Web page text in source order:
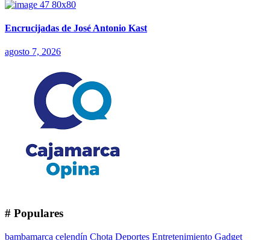
Encrucijadas de José Antonio Kast
agosto 7, 2026
# Populares
bambamarca celendín Chota Deportes Entretenimiento Gadget